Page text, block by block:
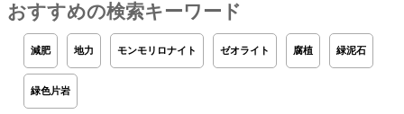
おすすめの検索キーワード
減肥 地力 モンモリロナイト ゼオライト 腐植 緑泥石
緑色片岩